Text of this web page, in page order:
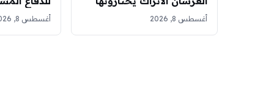
بديلاً لاستوديوهات التصوير
أغسطس 8, 2026
أثينا
أغسطس 8, 2026